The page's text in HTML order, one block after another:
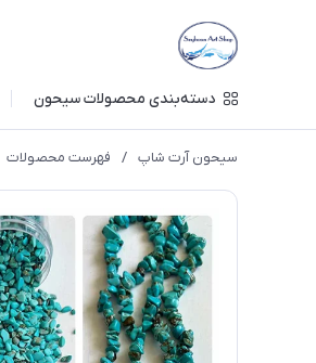
دسته‌بندی محصولات سیحون
سیحون آرت شاپ / فهرست محصولات